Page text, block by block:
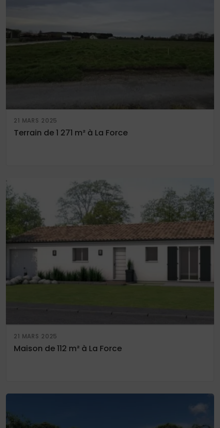
21 MARS 2025
Terrain de 1 271 m² à La Force
21 MARS 2025
Maison de 112 m² à La Force